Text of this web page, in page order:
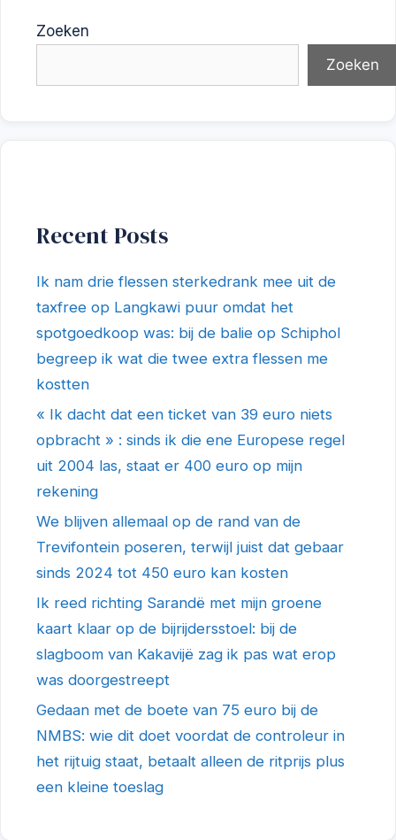
Zoeken
Zoeken
Recent Posts
Ik nam drie flessen sterkedrank mee uit de
taxfree op Langkawi puur omdat het
spotgoedkoop was: bij de balie op Schiphol
begreep ik wat die twee extra flessen me
kostten
« Ik dacht dat een ticket van 39 euro niets
opbracht » : sinds ik die ene Europese regel
uit 2004 las, staat er 400 euro op mijn
rekening
We blijven allemaal op de rand van de
Trevifontein poseren, terwijl juist dat gebaar
sinds 2024 tot 450 euro kan kosten
Ik reed richting Sarandë met mijn groene
kaart klaar op de bijrijdersstoel: bij de
slagboom van Kakavijë zag ik pas wat erop
was doorgestreept
Gedaan met de boete van 75 euro bij de
NMBS: wie dit doet voordat de controleur in
het rijtuig staat, betaalt alleen de ritprijs plus
een kleine toeslag